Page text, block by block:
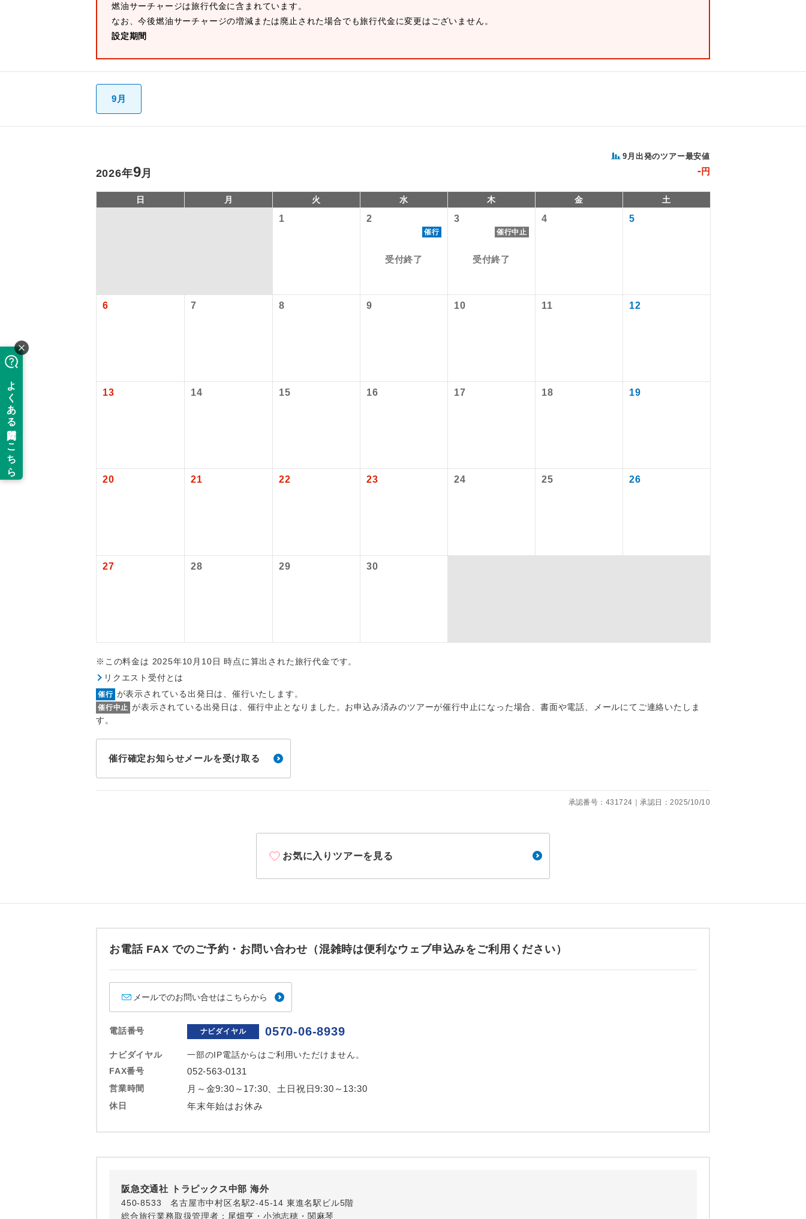
燃油サーチャージは旅行代金に含まれています。
なお、今後燃油サーチャージの増減または廃止された場合でも旅行代金に変更はございません。
設定期間
9月
9月出発のツアー最安値
-円
2026年9月
日 月 火 水 木 金 土
1 2
催行
受付終了
3
催行中止
受付終了
4 5
6 7 8 9 10 11 12
13 14 15 16 17 18 19
20 21 22 23 24 25 26
27 28 29 30
※この料金は 2025年10月10日 時点に算出された旅行代金です。
リクエスト受付とは
催行 が表示されている出発日は、催行いたします。
催行中止 が表示されている出発日は、催行中止となりました。お申込み済みのツアーが催行中止になった場合、書面や電話、メールにてご連絡いたしま
す。
催行確定お知らせメールを受け取る
承認番号：431724｜承認日：2025/10/10
お気に入りツアーを見る
お電話 FAX でのご予約・お問い合わせ（混雑時は便利なウェブ申込みをご利用ください）
メールでのお問い合せはこちらから
電話番号 ナビダイヤル 0570-06-8939
ナビダイヤル
一部のIP電話からはご利用いただけません。
FAX番号
052-563-0131
営業時間 月～金9:30～17:30、土日祝日9:30～13:30
休日 年末年始はお休み
阪急交通社 トラピックス中部 海外
450-8533 名古屋市中村区名駅2-45-14 東進名駅ビル5階
総合旅行業務取扱管理者：尾畑亨・小池志穂・関麻琴
2026/9/1 大人（12歳以上）12,960円、子供（2歳以上12歳未満）12,960円
予約・発券システム手数料
このツアーは以下の出発地から追加代金でご参加いただけます。
※リクエスト受付の場合、ご手配の可否は後日回答させていただきます。
ご同行者様が異なる発着地をご希望の場合は、当社予約センターまで連絡ください。
アイコン 説明
バスガイド乗務 バスガイドが乗務し、車内での観光案内があります。
全てのお食事が付いていますので、お食事の心配はいりませ
周りの音を気にせず、ガイドさんの説明をじっくり聞くこと
2名様催行 2名様から出発可能な個人型プランです。
おひとり様参加限定
1名様1室同代金
ご夫婦限定 ご夫婦限定でご参加いただけるコースです。